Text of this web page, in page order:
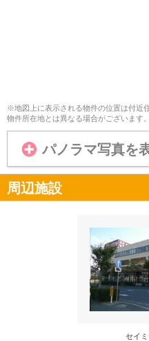
※地図上に表示される物件の位置は付近
物件所在地とは異なる場合がございます。
パノラマ写真を
周辺施設
セイ